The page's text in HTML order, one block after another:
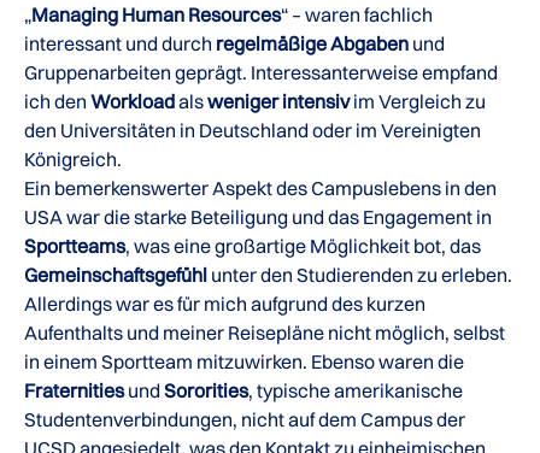
„Managing Human Resources“ – waren fachlich
interessant und durch regelmäßige Abgaben und
Gruppenarbeiten geprägt. Interessanterweise empfand
ich den Workloadalsweniger intensivim Vergleich zu
den Universitäten in Deutschland oder im Vereinigten
Königreich.
Ein bemerkenswerter Aspekt des Campuslebens in den
USA war die starke Beteiligung und das Engagement in
Sportteams, was eine großartige Möglichkeit bot, das
Gemeinschaftsgefühl unter den Studierenden zu erleben.
Allerdings war es für mich aufgrund des kurzen
Aufenthalts und meiner Reisepläne nicht möglich, selbst
in einem Sportteam mitzuwirken. Ebenso waren die
Fraternitiesund Sororities, typische amerikanische
Studentenverbindungen, nicht auf dem Campus der